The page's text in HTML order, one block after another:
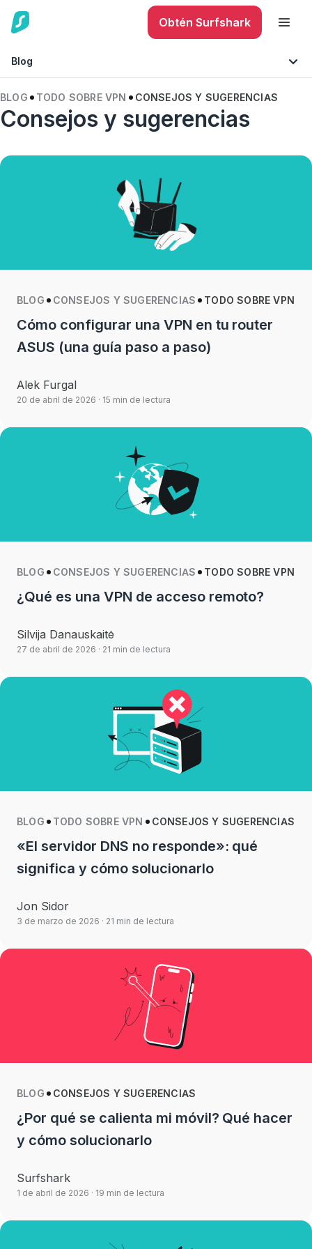
Obtén Surfshark
Blog
Seguridad móvil
Seguridad en Internet
Consejos y sugerencias
BLOG TODO SOBRE VPN CONSEJOS Y SUGERENCIAS
Consejos y sugerencias
BLOG CONSEJOS Y SUGERENCIAS TODO SOBRE VPN
Cómo configurar una VPN en tu router
ASUS (una guía paso a paso)
Alek Furgal
20 de abril de 2026 · 15 min de lectura
BLOG CONSEJOS Y SUGERENCIAS TODO SOBRE VPN
¿Qué es una VPN de acceso remoto?
Silvija Danauskaitė
27 de abril de 2026 · 21 min de lectura
BLOG TODO SOBRE VPN CONSEJOS Y SUGERENCIAS
«El servidor DNS no responde»: qué
significa y cómo solucionarlo
Jon Sidor
3 de marzo de 2026 · 21 min de lectura
BLOG CONSEJOS Y SUGERENCIAS
¿Por qué se calienta mi móvil? Qué hacer
y cómo solucionarlo
Surfshark
1 de abril de 2026 · 19 min de lectura